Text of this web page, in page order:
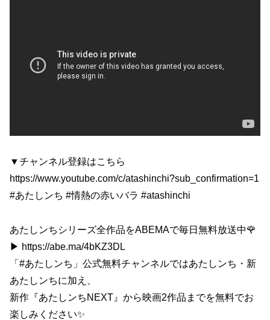
▼チャンネル登録はこちら
https://www.youtube.com/c/atashinchi?sub_confirmation=1
#あたしンち #情熱の赤いバラ #atashinchi
あたしンちシリーズ全作品をABEMAで毎日無料放送中🌹
▶︎ https://abe.ma/4bKZ3DL
「#あたしンち」公式無料チャンネルではあたしンち・新
あたしンちに加え、
新作『あたしンちNEXT』から映画2作品までを無料でお
楽しみください✨